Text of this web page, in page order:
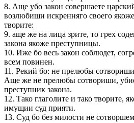
8. Аще убо закон совершаете
возлюбиши искренняго своего
творите:
9. аще же на лица зрите, то грeх
закона якоже преступницы.
10. Иже бо весь закон соблюдет,
всeм повинен.
11. Рекий бо: не прелюбы
Аще же не прелюбы сотвориши,
преступник закона.
12. Тако глаголите и тако творите,
имущии суд прияти.
13. Суд бо без милости не